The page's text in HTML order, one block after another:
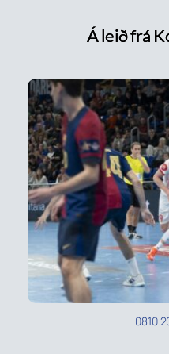
Á leið frá